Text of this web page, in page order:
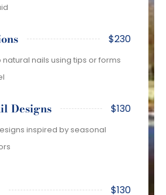
$230
nails using tips or forms
Designs $130
inspired by seasonal
$130